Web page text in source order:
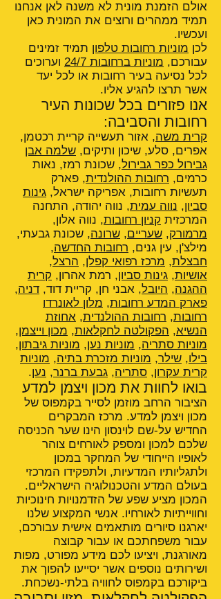
אולם הזמנת מונית לא משנה לאן אנחנו
תמיד ממהרים ורוצים את המונית כאן
ועכשיו.
לכן מוניות רחובות טלפון תמיד זמינים
עבורכם, מוניות ברחובות 24/7
וערוכים
לכל נסיעה בעיר רחובות או לכל יעד
אשר תרצו להגיע אליו.
אנו פזורים בכל שכונות העיר
רחובות והסביבה:
קרית משה, אזור תעשייה קריית רכטמן,
אפרים, סלע, שיכון ותיקים, שלמה אבן
גבירול כפר גבירול, שכונת רמז, נאות
כרמים, רחובות ההולנדית, פארק
תעשיות רחובות, אפריקה ישראל, גינות
סביון, נווה עמית, נווה יהודה, התחנה
המרכזית קניון רחובות, נווה אלון,
מרמורק, שעריים, שרונה, שכונת גבעתי,
מילצ'ן, עין גנים, רחובות החדשה,
חבצלת, מרכז רפואי קפלן, הרצל,
אושיות, גינות סביון, רמת אהרון, קרית
ההגנה, היובל, אבני חן, קריית דוד, דניה,
פארק המדע רחובות, מלון לאונרדו
רחובות, רחובות ההולנדית, אחוזת
הנשיא, הפקולטה לחקלאות, מכון וייצמן,
מוניות סתריה, מוניות נען, מוניות גיבתון,
בילו, שילר, מוניות מזכרת בתיה, מוניות
קרית עקרון, סתריה, גבעת ברנר, נען.
בואו לחוות את מכון ויצמן למדע
הציבור הרחב מוזמן לסייר בקמפוס של
מכון ויצמן למדע. מרכז המבקרים
החדיש על-שם לוינסון הינו שער הכניסה
שלכם למכון ומספק לאורחים צוהר
לאופיו הייחודי של המחקר במכון
ולתגליותיו המדעיות, ולתפקידו המרכזי
בעולם המדע והטכנולוגיה הישראליים.
המכון מציע שפע של הזדמנויות חינוכיות
וחווייתיות לאורחיו. אנשי המקצוע שלנו
יארגנו סיורים מותאמים אישית עבורכם,
עבור משפחתכם או עבור קבוצה
מאורגנת, ויציעו לכם מידע מפורט, מפות
ושירותים נוספים אשר יסייעו להפוך את
ביקורכם בקמפוס לחוויה בלתי-נשכחת.